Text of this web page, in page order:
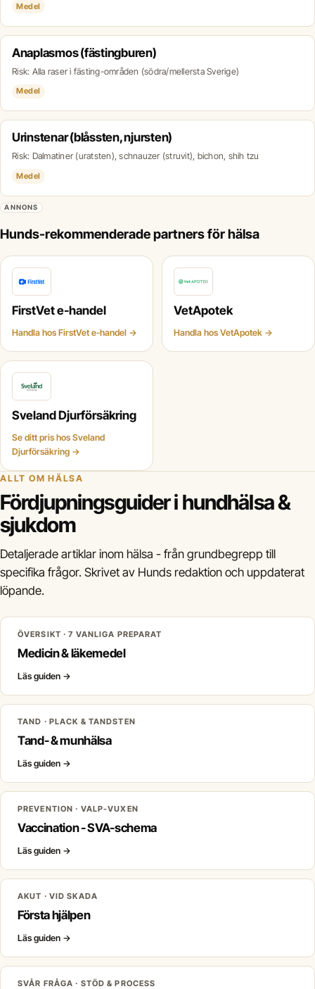
Medel
Anaplasmos (fästingburen)
Risk: Alla raser i fästing-områden (södra/mellersta Sverige)
Medel
Urinstenar (blåssten, njursten)
Risk: Dalmatiner (uratsten), schnauzer (struvit), bichon, shih tzu
Medel
ANNONS
Hunds-rekommenderade partners för hälsa
FirstVet e-handel
Handla hos FirstVet e-handel →
VetApotek
Handla hos VetApotek →
Sveland Djurförsäkring
Se ditt pris hos Sveland
Djurförsäkring →
ALLT OM HÄLSA
Fördjupningsguider i hundhälsa &
sjukdom
Detaljerade artiklar inom hälsa - från grundbegrepp till
specifika frågor. Skrivet av Hunds redaktion och uppdaterat
löpande.
ÖVERSIKT · 7 VANLIGA PREPARAT
Medicin & läkemedel
Läs guiden →
TAND · PLACK & TANDSTEN
Tand- & munhälsa
Läs guiden →
PREVENTION · VALP-VUXEN
Vaccination - SVA-schema
Läs guiden →
AKUT · VID SKADA
Första hjälpen
Läs guiden →
SVÅR FRÅGA · STÖD & PROCESS